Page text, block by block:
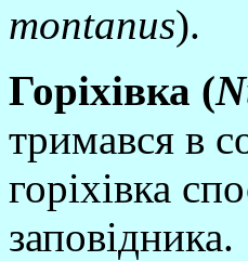
montanus).
Горiхiвка (
тримався в
горiхiвка
заповiдника.